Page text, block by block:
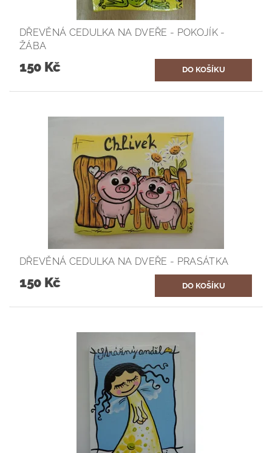
DŘEVĚNÁ CEDULKA NA DVEŘE - POKOJÍK -
ŽÁBA
150 Kč
DŘEVĚNÁ CEDULKA NA DVEŘE - PRASÁTKA
150 Kč